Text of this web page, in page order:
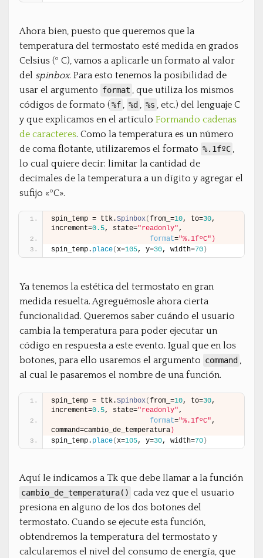
Ahora bien, puesto que queremos que la
temperatura del termostato esté medida en grados
Celsius (º C), vamos a aplicarle un formato al valor
del spinbox. Para esto tenemos la posibilidad de
usar el argumento format , que utiliza los mismos
códigos de formato (%f , %d , %s , etc.) del lenguaje C
y que explicamos en el artículo Formando cadenas
de caracteres. Como la temperatura es un número
de coma flotante, utilizaremos el formato %.1fºC ,
lo cual quiere decir: limitar la cantidad de
decimales de la temperatura a un dígito y agregar el
sufijo «ºC».
spin_temp = ttk.Spinbox(from_=10, to=30,
increment=0.5, state="readonly",
format="%.1fºC" )
spin_temp. place(x=105, y=30, width=70 )
Ya tenemos la estética del termostato en gran
medida resuelta. Agreguémosle ahora cierta
funcionalidad. Queremos saber cuándo el usuario
cambia la temperatura para poder ejecutar un
código en respuesta a este evento. Igual que en los
botones, para ello usaremos el argumento command ,
al cual le pasaremos el nombre de una función.
spin_temp = ttk.Spinbox(from_=10, to=30,
increment=0.5, state="readonly",
format="%.1fºC",
command=cambio_de_temperatura )
spin_temp. place(x=105, y=30, width=70 )
Aquí le indicamos a Tk que debe llamar a la función
cambio_de_temperatura() cada vez que el usuario
presiona en alguno de los dos botones del
termostato. Cuando se ejecute esta función,
obtendremos la temperatura del termostato y
calcularemos el nivel del consumo de energía, que